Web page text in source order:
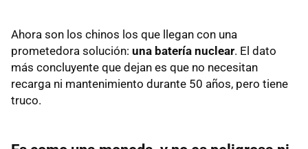
Ahora son los chinos los que llegan con una
prometedora solución: una batería nuclear. El dato
más concluyente que dejan es que no necesitan
recarga ni mantenimiento durante 50 años, pero tiene
truco.